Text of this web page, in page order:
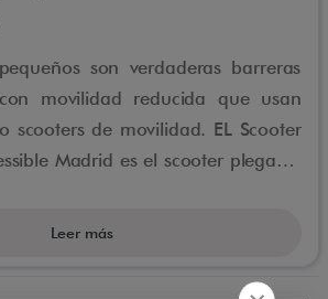
son verdaderas barreras
movilidad reducida que usan
scooters de movilidad. EL Scooter
Madrid es el scooter plegable
ascensor y en los espacios
Leer más